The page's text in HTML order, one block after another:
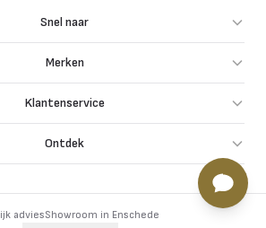
Snel naar
Merken
Klantenservice
Ontdek
adviesShowroom in Enschede